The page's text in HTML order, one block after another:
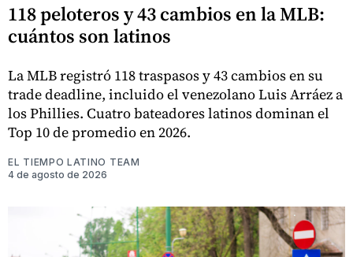
118 peloteros y 43 cambios en la MLB:
cuántos son latinos
La MLB registró 118 traspasos y 43 cambios en su
trade deadline, incluido el venezolano Luis Arráez a
los Phillies. Cuatro bateadores latinos dominan el
Top 10 de promedio en 2026.
EL TIEMPO LATINO TEAM
4 de agosto de 2026